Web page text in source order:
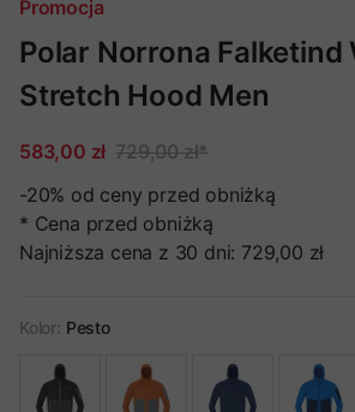
Promocja
Polar Norrona Falketind
Stretch Hood Men
583,00 zł 729,00 zł*
-20% od ceny przed obniżką
* Cena przed obniżką
Najniższa cena z 30 dni: 729,00 zł
Kolor: Pesto